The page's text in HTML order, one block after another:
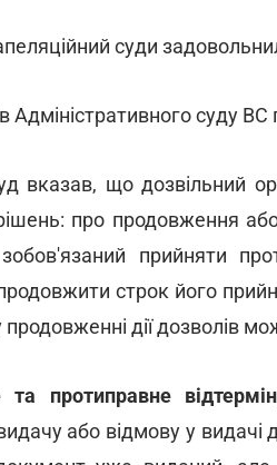
суди
Адміністративного суду
вказав, що дозвільний
про продовження
прийняти
строк його
дії дозволів
та протиправне
або відмову у видачі